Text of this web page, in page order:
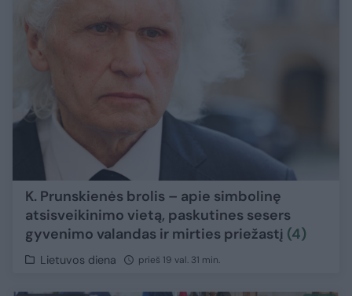
K. Prunskienės brolis – apie simbolinę
atsisveikinimo vietą, paskutines sesers
gyvenimo valandas ir mirties priežastį (4)
Lietuvos diena prieš 19 val. 31 min.